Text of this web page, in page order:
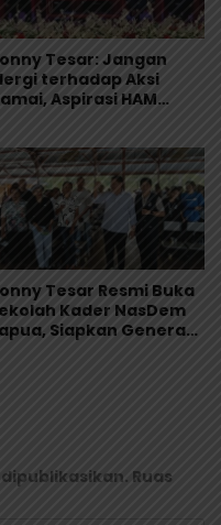
Tesar: Jangan
terhadap Aksi
Aspirasi HAM
Tesar Resmi Buka
Kader NasDem
Siapkan Generasi
Ruas